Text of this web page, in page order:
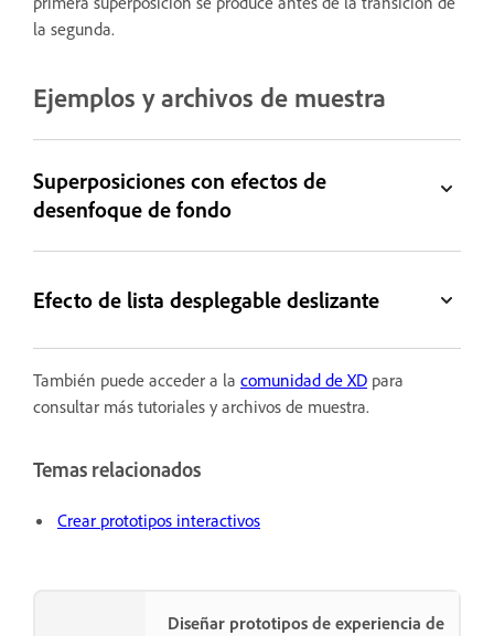
la segunda.
Ejemplos y archivos de muestra
Superposiciones con efectos de
desenfoque de fondo
Efecto de lista desplegable deslizante
También puede acceder a la comunidad de XD para
consultar más tutoriales y archivos de muestra.
Temas relacionados
Crear prototipos interactivos
Diseñar prototipos de experiencia de